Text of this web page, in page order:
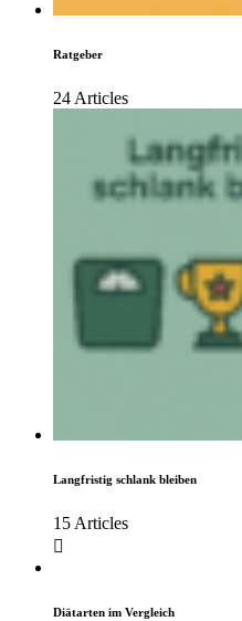
Ratgeber
24 Articles
Langfristig schlank bleiben
15 Articles
Diätarten im Vergleich